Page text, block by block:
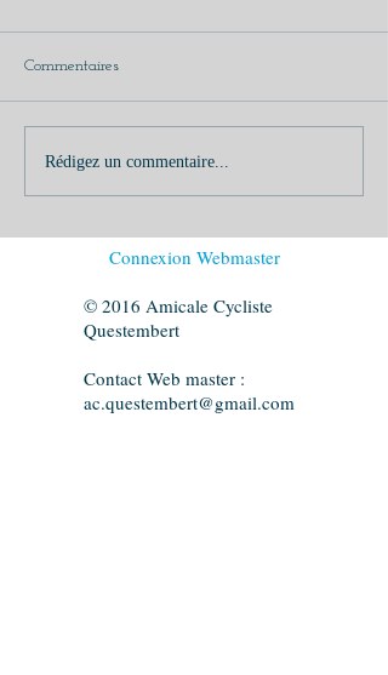
Commentaires
Rédigez un commentaire...
Connexion Webmaster
© 2016 Amicale Cycliste
Questembert
Contact Web master :
ac.questembert@gmail.com